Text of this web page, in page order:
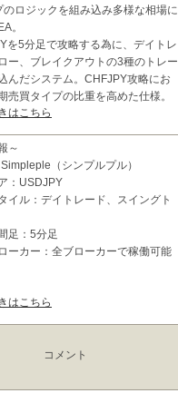
のロジックを組み込み多様な相場に
。
を5分足で攻略する為に、デイトレ
ー、ブレイクアウトの3種のトレー
んだシステム。CHFJPY攻略にお
売買タイプの比重を高めた仕様。
ポ
はこちら
～
Simpleple（シンプルプル）
：USDJPY
イル：デイトレード、スイングト
足：5分足
ーカー：全ブローカーで稼働可能
ることができる上に、損失を被る
はこちら
コメント